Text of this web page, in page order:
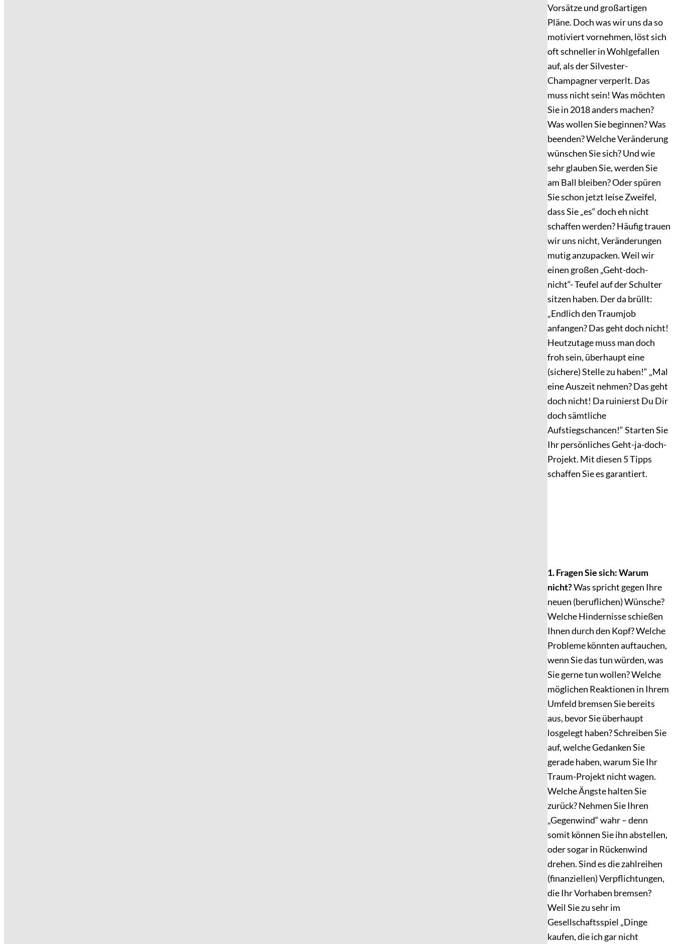
Vorsätze und großartigen
Pläne. Doch was wir uns da so
motiviert vornehmen, löst sich
oft schneller in Wohlgefallen
auf, als der Silvester-
Champagner verperlt. Das
muss nicht sein! Was möchten
Sie in 2018 anders machen?
Was wollen Sie beginnen? Was
beenden? Welche Veränderung
wünschen Sie sich? Und wie
sehr glauben Sie, werden Sie
am Ball bleiben? Oder spüren
Sie schon jetzt leise Zweifel,
dass Sie „es“ doch eh nicht
schaffen werden? Häufig trauen
wir uns nicht, Veränderungen
mutig anzupacken. Weil wir
einen großen „Geht-doch-
nicht“- Teufel auf der Schulter
sitzen haben. Der da brüllt:
„Endlich den Traumjob
anfangen? Das geht doch nicht!
Heutzutage muss man doch
froh sein, überhaupt eine
(sichere) Stelle zu haben!“ „Mal
eine Auszeit nehmen? Das geht
doch nicht! Da ruinierst Du Dir
doch sämtliche
Aufstiegschancen!“ Starten Sie
Ihr persönliches Geht-ja-doch-
Projekt. Mit diesen 5 Tipps
schaffen Sie es garantiert.
1. Fragen Sie sich: Warum
nicht?Was spricht gegen Ihre
neuen (beruflichen) Wünsche?
Welche Hindernisse schießen
Ihnen durch den Kopf? Welche
Probleme könnten auftauchen,
wenn Sie das tun würden, was
Sie gerne tun wollen? Welche
möglichen Reaktionen in Ihrem
Umfeld bremsen Sie bereits
aus, bevor Sie überhaupt
losgelegt haben? Schreiben Sie
auf, welche Gedanken Sie
gerade haben, warum Sie Ihr
Traum-Projekt nicht wagen.
Welche Ängste halten Sie
zurück? Nehmen Sie Ihren
„Gegenwind“ wahr – denn
somit können Sie ihn abstellen,
oder sogar in Rückenwind
drehen. Sind es die zahlreihen
(finanziellen) Verpflichtungen,
die Ihr Vorhaben bremsen?
Weil Sie zu sehr im
Gesellschaftsspiel „Dinge
kaufen, die ich gar nicht